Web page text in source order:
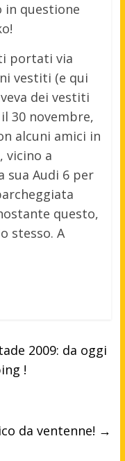
in questione
portati via
vestiti (e qui
dei vestiti
30 novembre,
alcuni amici in
vicino a
sua Audi 6 per
questo,
stesso. A
2009: da oggi
!
da ventenne! →